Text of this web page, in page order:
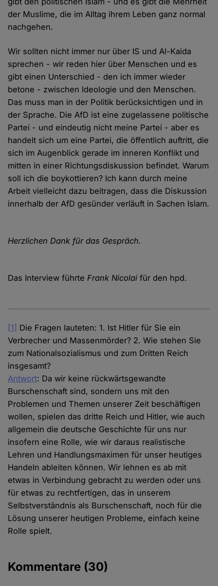
der Muslime, die im Alltag ihrem Leben ganz normal
nachgehen.
Wir sollten nicht immer nur über IS und Al-Kaida
sprechen - wir reden hier über Menschen und es
gibt einen Unterschied - den ich immer wieder
betone - zwischen Ideologie und den Menschen.
Das muss man in der Politik berücksichtigen und in
der Sprache. Die AfD ist eine zugelassene politische
Partei - und eindeutig nicht meine Partei - aber es
handelt sich um eine Partei, die öffentlich auftritt, die
sich im Augenblick gerade im inneren Konflikt und
mitten in einer Richtungsdiskussion befindet. Warum
soll ich die boykottieren? Ich kann durch meine
Arbeit vielleicht dazu beitragen, dass die Diskussion
innerhalb der AfD gesünder verläuft in Sachen Islam.
Herzlichen Dank für das Gespräch.
Das Interview führteFrank Nicolai für den hpd.
[1] Die Fragen lauteten: 1. Ist Hitler für Sie ein
Verbrecher und Massenmörder? 2. Wie stehen Sie
zum Nationalsozialismus und zum Dritten Reich
insgesamt?
Antwort: Da wir keine rückwärtsgewandte
Burschenschaft sind, sondern uns mit den
Problemen und Themen unserer Zeit beschäftigen
wollen, spielen das dritte Reich und Hitler, wie auch
allgemein die deutsche Geschichte für uns nur
insofern eine Rolle, wie wir daraus realistische
Lehren und Handlungsmaximen für unser heutiges
Handeln ableiten können. Wir lehnen es ab mit
etwas in Verbindung gebracht zu werden oder uns
für etwas zu rechtfertigen, das in unserem
Selbstverständnis als Burschenschaft, noch für die
Lösung unserer heutigen Probleme, einfach keine
Rolle spielt.
Kommentare (30)